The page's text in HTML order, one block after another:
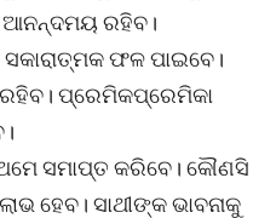
ଆନନ୍ଦମୟ ରହିବ।
ଫଳ ପାଇବେ।
ପ୍ରେମିକପ୍ରେମିକା
ସମାପ୍ତ କରିବେ। କୌଣସି
ହେବ। ସାଥୀଙ୍କ ଭାବନାକୁ